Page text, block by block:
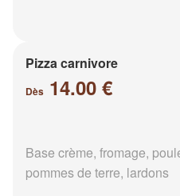
Pizza carnivore
Dès 14.00 €
Base crème, fromage,
pommes de terre, lardons